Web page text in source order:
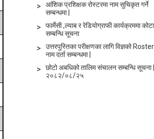
>
आंशिक प्रशिक्षक रोस्टरमा नाम सुचिकृत गर्ने
सम्बन्धमा |
>
फार्मेसी ,ल्याब र रेडियोग्राफी कार्यक्रममा
सम्बन्धि सूचना
>
उत्तरपुस्तिका परीक्षणका लागि विज्ञको
नाम दर्ता सम्बन्धमा |
>
छोटो अबधिको तालिम संचालन सम्बन्धि सूचना |
२०८२/०८/२५